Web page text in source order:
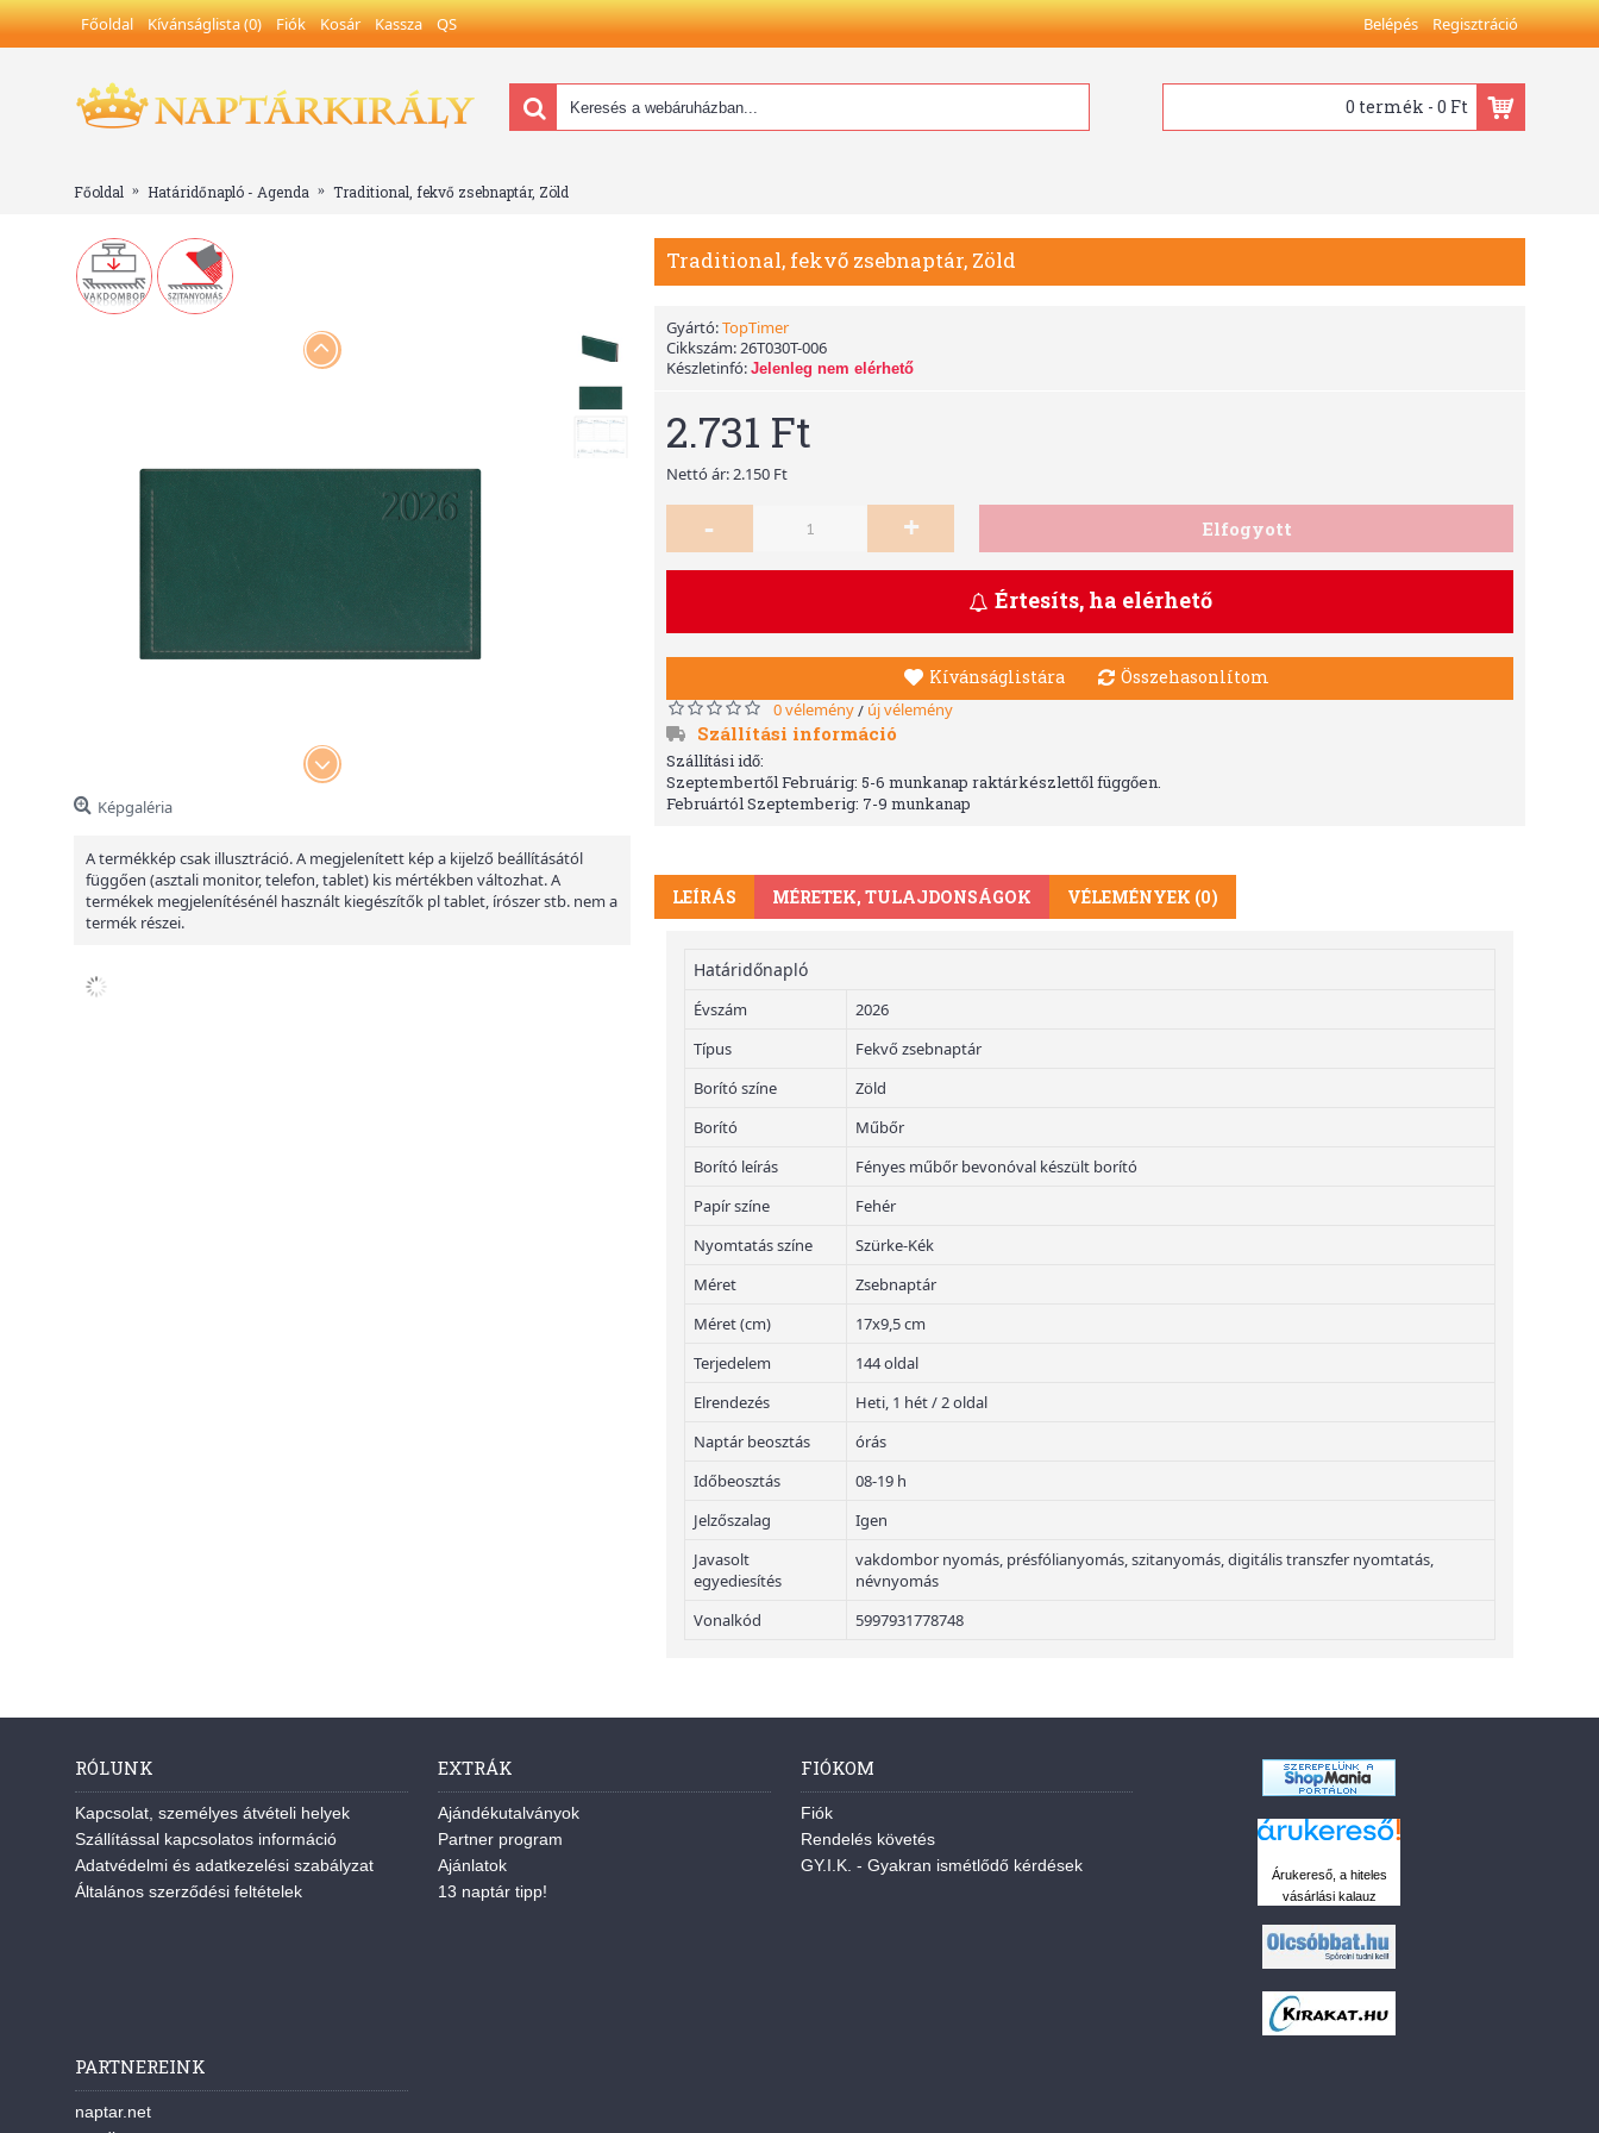
Főoldal Kívánságlista (0) Fiók Kosár Kassza QS Belépés Regisztráció
0 termék - 0 Ft
Főoldal Határidőnapló - Agenda Traditional, fekvő zsebnaptár, Zöld
Képgaléria
A termékkép csak illusztráció. A megjelenített kép a kijelző beállításától
függően (asztali monitor, telefon, tablet) kis mértékben változhat. A
termékek megjelenítésénél használt kiegészítők pl tablet, írószer stb. nem a
termék részei.
Traditional, fekvő zsebnaptár, Zöld
Gyártó:TopTimer
Cikkszám:26T030T-006
Készletinfó: Jelenleg nem elérhető
2.731 Ft
Nettó ár: 2.150 Ft
- + Elfogyott
Értesíts, ha elérhető
Kívánságlistára Összehasonlítom
0 vélemény/ új vélemény
Szállítási információ
Szállítási idő:
Szeptembertől Februárig: 5-6 munkanap raktárkészlettől függően.
Februártól Szeptemberig: 7-9 munkanap
LEÍRÁS MÉRETEK, TULAJDONSÁGOK VÉLEMÉNYEK (0)
Határidőnapló
Évszám
2026
Típus
Fekvő zsebnaptár
Borító színe
Zöld
Borító
Műbőr
Borító leírás
Fényes műbőr bevonóval készült borító
Papír színe
Fehér
Nyomtatás színe
Szürke-Kék
Méret
Zsebnaptár
Méret (cm)
17x9,5 cm
Terjedelem
144 oldal
Elrendezés
Heti, 1 hét / 2 oldal
Naptár beosztás
órás
Időbeosztás
08-19 h
Jelzőszalag
Igen
Javasolt
egyediesítés
vakdombor nyomás, présfólianyomás, szitanyomás, digitális transzfer nyomtatás,
névnyomás
Vonalkód
5997931778748
RÓLUNK
Kapcsolat, személyes átvételi helyek
Szállítással kapcsolatos információ
Adatvédelmi és adatkezelési szabályzat
Általános szerződési feltételek
EXTRÁK
Ajándékutalványok
Partner program
Ajánlatok
13 naptár tipp!
FIÓKOM
Fiók
Rendelés követés
GY.I.K. - Gyakran ismétlődő kérdések
Árukereső, a hiteles
vásárlási kalauz
PARTNEREINK
naptar.net